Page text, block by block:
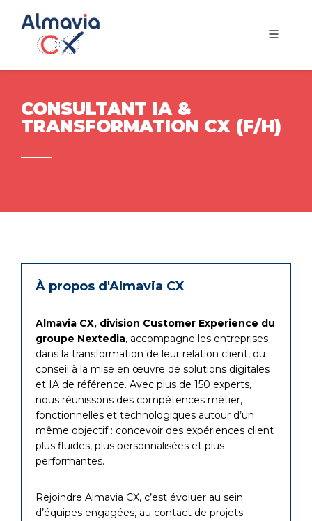
CONSULTANT IA &
TRANSFORMATION CX (F/H)
À propos d'Almavia CX
Almavia CX, division Customer Experience du
groupe Nextedia, accompagne les entreprises
dans la transformation de leur relation client, du
conseil à la mise en œuvre de solutions digitales
et IA de référence. Avec plus de 150 experts,
nous réunissons des compétences métier,
fonctionnelles et technologiques autour d’un
même objectif : concevoir des expériences client
plus fluides, plus personnalisées et plus
performantes.
Rejoindre Almavia CX, c’est évoluer au sein
d’équipes engagées, au contact de projets